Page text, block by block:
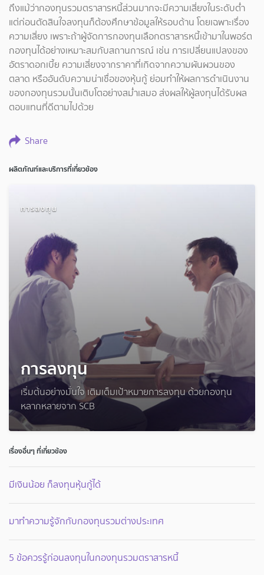
ถึงแม้ว่ากองทุนรวมตราสารหนี้ส่วนมากจะมีความเสี่ยงในระดับต่ำ
แต่ก่อนตัดสินใจลงทุนก็ต้องศึกษาข้อมูลให้รอบด้าน โดยเฉพาะเรื่อง
ความเสี่ยง เพราะถ้าผู้จัดการกองทุนเลือกตราสารหนี้เข้ามาในพอร์ต
กองทุนได้อย่างเหมาะสมกับสถานการณ์ เช่น การเปลี่ยนแปลงของ
อัตราดอกเบี้ย ความเสี่ยงจากราคาที่เกิดจากความผันผวนของ
ตลาด หรืออันดับความน่าเชื่อของหุ้นกู้ ย่อมทำให้ผลการดำเนินงาน
ของกองทุนรวมนั้นเติบโตอย่างสม่ำเสมอ ส่งผลให้ผู้ลงทุนได้รับผล
ตอบแทนที่ดีตามไปด้วย
Share
ผลิตภัณฑ์และบริการที่เกี่ยวข้อง
การลงทุน
การลงทุน
เริ่มต้นอย่างมั่นใจ เติมเต็มเป้าหมายการลงทุน ด้วยกองทุน
หลากหลายจาก SCB
เรื่องอื่นๆ ที่เกี่ยวข้อง
มีเงินน้อย ก็ลงทุนหุ้นกู้ได้
มาทำความรู้จักกับกองทุนรวมต่างประเทศ
5 ข้อควรรู้ก่อนลงทุนในกองทุนรวมตราสารหนี้